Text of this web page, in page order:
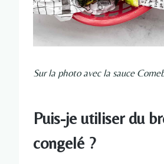
Sur la photo avec la sauce
Puis-je utiliser du
congelé ?